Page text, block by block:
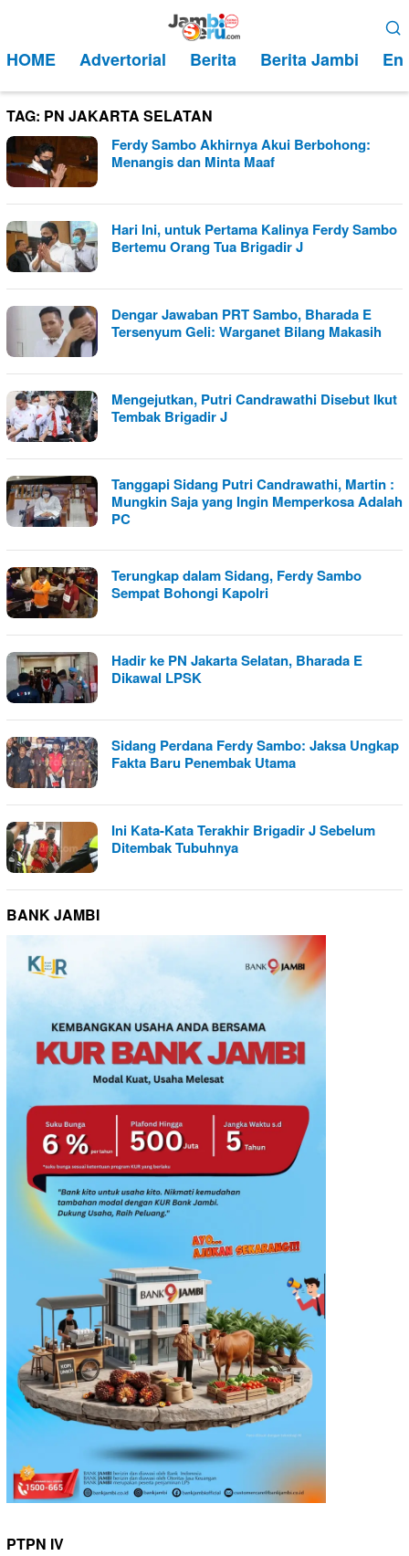
kontenMobile
HOME Advertorial Berita Berita Jambi
TAG: PN JAKARTA SELATAN
Ferdy Sambo Akhirnya Akui Berbohong:
Menangis dan Minta Maaf
Hari Ini, untuk Pertama Kalinya Ferdy Sambo
Bertemu Orang Tua Brigadir J
Dengar Jawaban PRT Sambo, Bharada E
Tersenyum Geli: Warganet Bilang Makasih
Mengejutkan, Putri Candrawathi Disebut Ikut
Tembak Brigadir J
Tanggapi Sidang Putri Candrawathi, Martin :
Mungkin Saja yang Ingin Memperkosa Adalah
PC
Terungkap dalam Sidang, Ferdy Sambo
Sempat Bohongi Kapolri
Hadir ke PN Jakarta Selatan, Bharada E
Dikawal LPSK
Sidang Perdana Ferdy Sambo: Jaksa Ungkap
Fakta Baru Penembak Utama
Ini Kata-Kata Terakhir Brigadir J Sebelum
Ditembak Tubuhnya
BANK JAMBI
PTPN IV